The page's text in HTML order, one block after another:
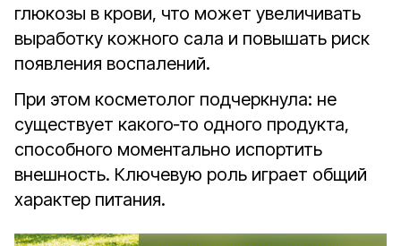
глюкозы в крови, что может увеличивать
выработку кожного сала и повышать риск
появления воспалений.
При этом косметолог подчеркнула: не
существует какого‑то одного продукта,
способного моментально испортить
внешность. Ключевую роль играет общий
характер питания.